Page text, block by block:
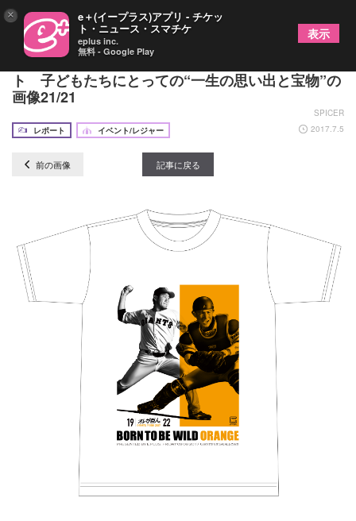
読売ジャイアンツ『イープラスナイター』をレポー
ト 子どもたちにとっての“一生の思い出と宝物”の
画像21/21
SPICER
レポート
イベント/レジャー 2017.7.5
前の画像 記事に戻る
× e＋(イープラス)アプリ - チケッ
ト・ニュース・スマチケ
eplus inc.
無料 - Google Play
表示